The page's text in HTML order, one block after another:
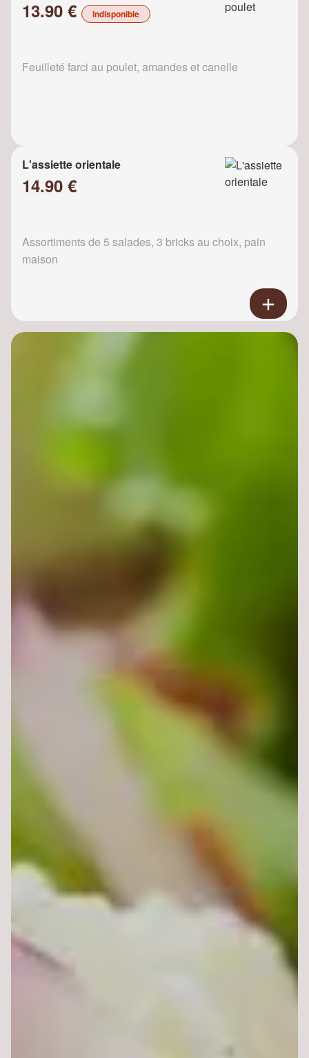
13.90 € indisponible
Feuilleté farci au poulet, amandes et canelle
L'assiette orientale
14.90 €
Assortiments de 5 salades, 3 bricks au choix, pain
maison